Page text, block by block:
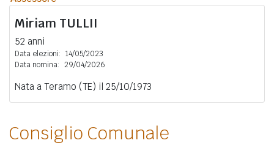
Miriam TULLII
52 anni
Data elezioni: 14/05/2023
Data nomina: 29/04/2026
Nata a Teramo (TE) il 25/10/1973
Consiglio Comunale